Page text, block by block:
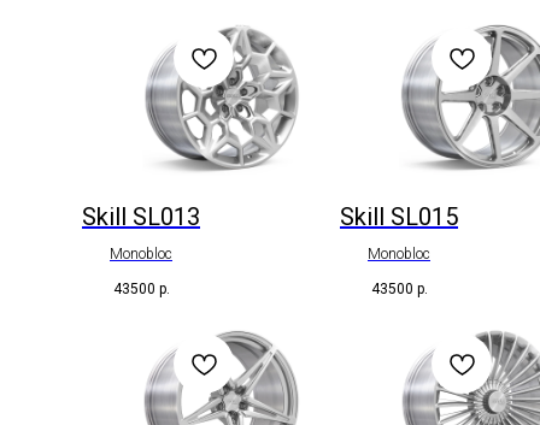
Skill SL013
Monobloc
43500 р.
Skill SL015
Monobloc
43500 р.